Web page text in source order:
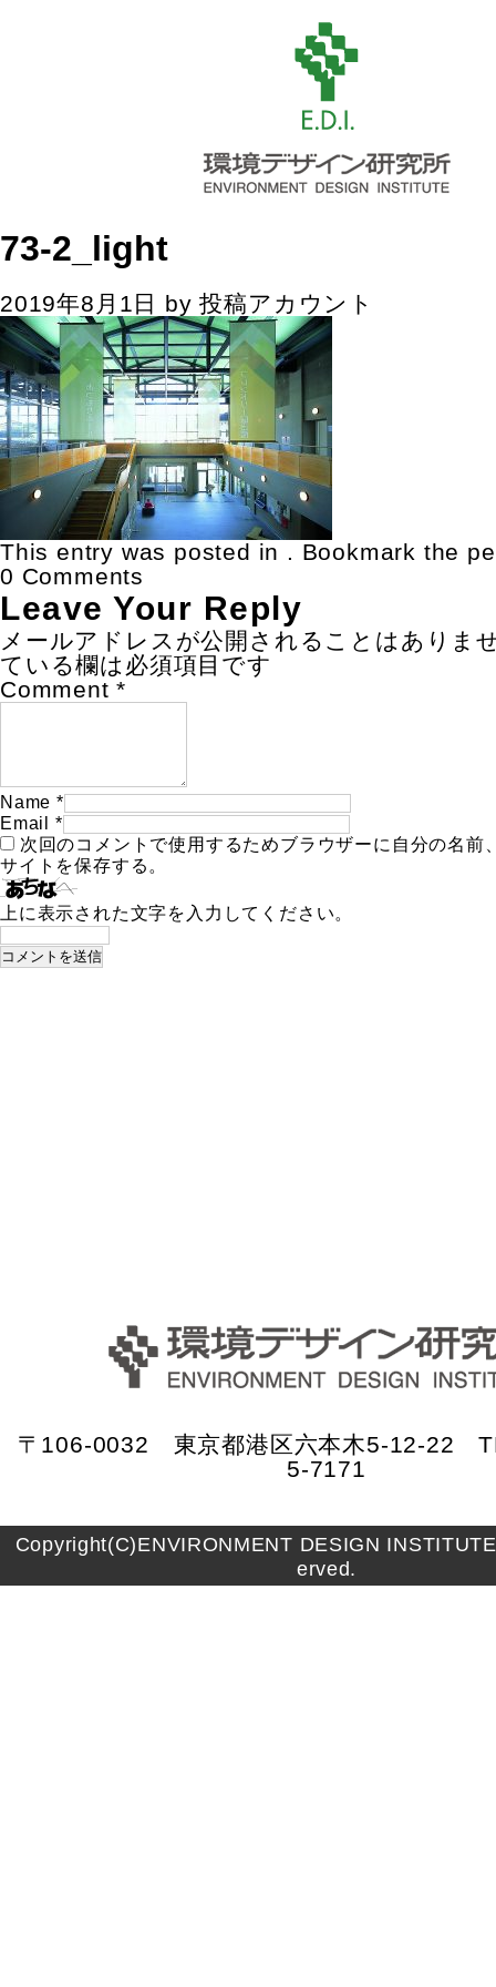
73-2_light
2019年8月1日 by投稿アカウント
This entry was posted in . Bookmark the
0 Comments
Leave Your Reply
メールアドレスが公開されることはありま
ている欄は必須項目です
Comment *
Name *
Email
*
次回のコメントで使用するためブラウザーに自分の名前
サイトを保存する。
上に表示された文字を入力してください。
〒106-0032 東京都港区六本木5-12-22
5-7171
Copyright(C)ENVIRONMENT DESIGN
erved.